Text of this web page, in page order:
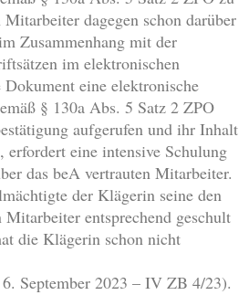
dagegen schon darüber
Zusammenhang mit der
im elektronischen
eine elektronische
§ 130a Abs. 5 Satz 2 ZPO
aufgerufen und ihr Inhalt
erfordert eine intensive Schulung
das beA vertrauten Mitarbeiter.
der Klägerin seine den
Mitarbeiter entsprechend geschult
die Klägerin schon nicht
September 2023 – IV ZB 4/23).